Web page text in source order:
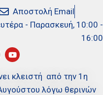
Αποστολή Email
- Παρασκευή, 10:00 -
16:00
κλειστή από την 1η
λόγω θερινών